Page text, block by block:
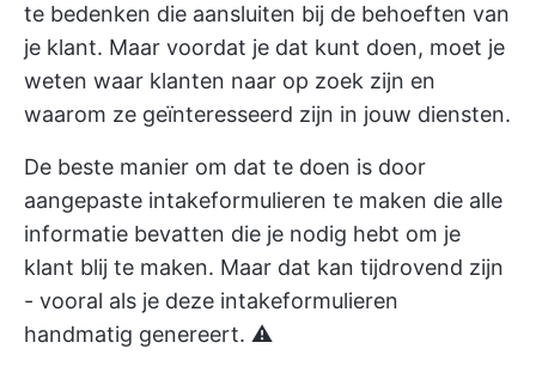
te bedenken die aansluiten bij de behoeften van
je klant. Maar voordat je dat kunt doen, moet je
weten waar klanten naar op zoek zijn en
waarom ze geïnteresseerd zijn in jouw diensten.
De beste manier om dat te doen is door
aangepaste intakeformulieren te maken die alle
informatie bevatten die je nodig hebt om je
klant blij te maken. Maar dat kan tijdrovend zijn
- vooral als je deze intakeformulieren
handmatig genereert. ⚠️